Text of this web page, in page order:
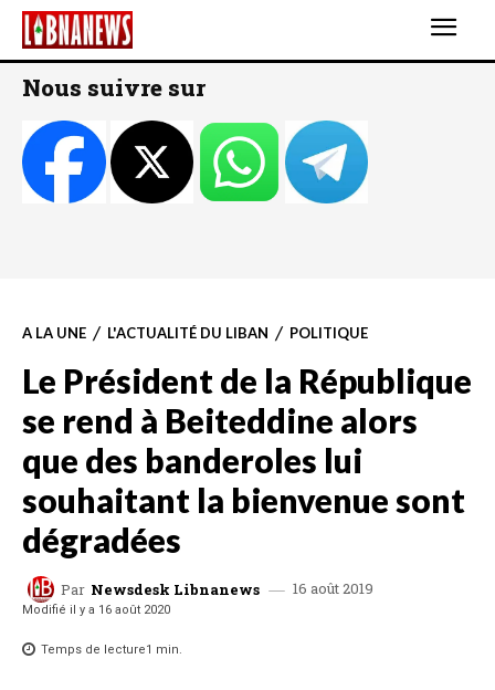
Nous suivre sur
A LA UNE L'ACTUALITÉ DU LIBAN POLITIQUE
Le Président de la République
se rend à Beiteddine alors
que des banderoles lui
souhaitant la bienvenue sont
dégradées
Par Newsdesk Libnanews 16 août 2019
Modifié il y a 16 août 2020
Temps de lecture1 min.